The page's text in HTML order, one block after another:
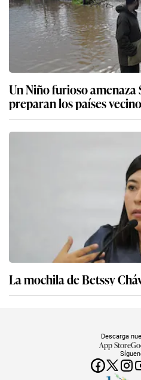
Un Niño furioso amenaza
preparan los países
La mochila de Betssy
Descarga
App Store